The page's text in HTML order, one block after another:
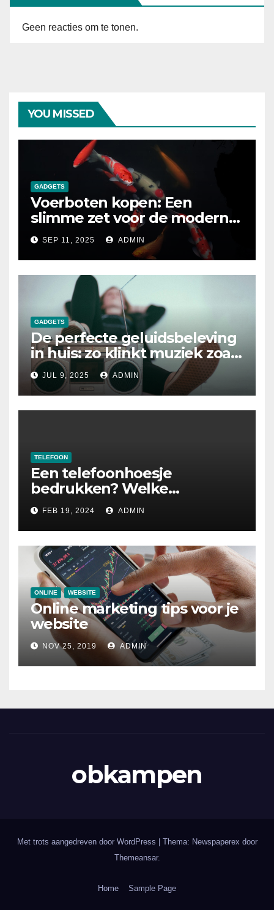
Geen reacties om te tonen.
YOU MISSED
GADGETS
Voerboten kopen: Een
slimme zet voor de moderne
karpervisser
SEP 11, 2025 ADMIN
GADGETS
De perfecte geluidsbeleving
in huis: zo klinkt muziek zoals
het bedoeld is
JUL 9, 2025 ADMIN
TELEFOON
Een telefoonhoesje
bedrukken? Welke
mogelijkheden zijn er
allemaal?
FEB 19, 2024 ADMIN
ONLINE WEBSITE
Online marketing tips voor je
website
NOV 25, 2019 ADMIN
obkampen
Met trots aangedreven door WordPress | Thema: Newspaperex door
Themeansar.
Home Sample Page